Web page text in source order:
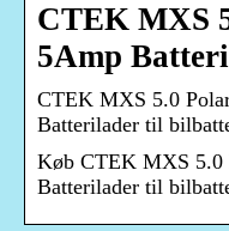
CTEK MXS
5Amp
CTEK MXS 5.0
Batterilader til
Køb CTEK MXS 5.0
Batterilader til